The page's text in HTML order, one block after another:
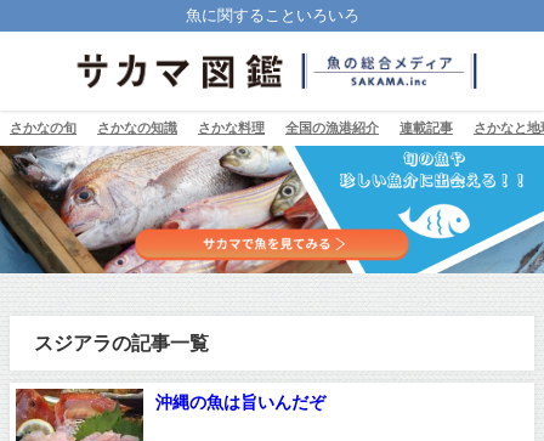
魚に関することいろいろ
さかなの旬 さかなの知識 さかな料理 全国の漁港紹介 連載記事 さかなと地
スジアラの記事一覧
沖縄の魚は旨いんだぞ